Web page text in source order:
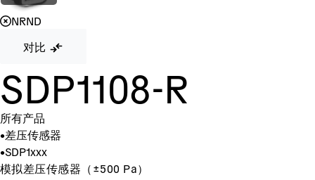
NRND
对比
SDP1108-R
所有产品
•差压传感器
•SDP1xxx
模拟差压传感器（±500 Pa）